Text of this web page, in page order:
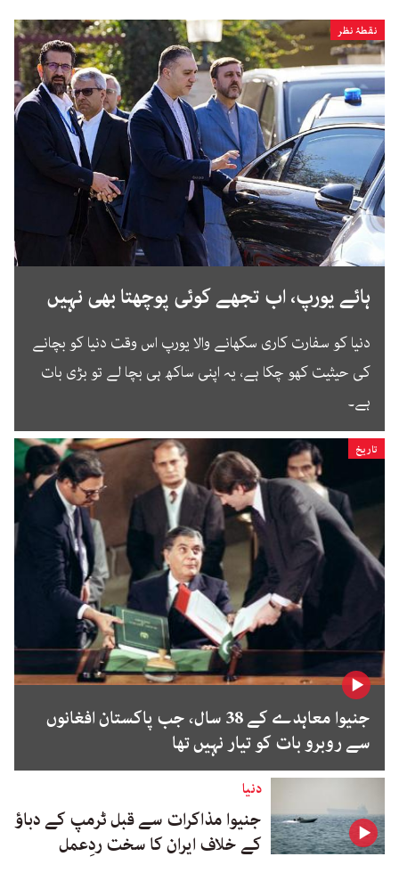
نقطۂ نظر
ہائے یورپ، اب تجھے کوئی پوچھتا بھی نہیں
دنیا کو سفارت کاری سکھانے والا یورپ اس وقت دنیا کو بچانے
کی حیثیت کھو چکا ہے، یہ اپنی ساکھ ہی بچا لے تو بڑی بات
ہے۔
تاریخ
جنیوا معاہدے کے 38 سال، جب پاکستان افغانوں
سے روبرو بات کو تیار نہیں تھا
دنیا
جنیوا مذاکرات سے قبل ٹرمپ کے دباؤ
کے خلاف ایران کا سخت ردِعمل